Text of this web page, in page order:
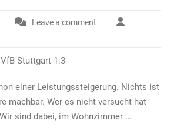
Leave a comment
Stuttgart 1:3
einer Leistungssteigerung. Nichts ist
machbar. Wer es nicht versucht hat
sind dabei, im Wohnzimmer …